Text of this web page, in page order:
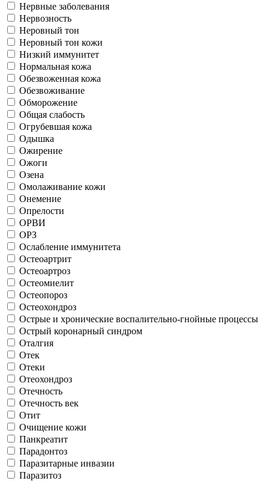
Нервные заболевания
Нервозность
Неровный тон
Неровный тон кожи
Низкий иммунитет
Нормальная кожа
Обезвоженная кожа
Обезвоживание
Обморожение
Общая слабость
Огрубевшая кожа
Одышка
Ожирение
Ожоги
Озена
Омолаживание кожи
Онемение
Опрелости
ОРВИ
ОРЗ
Ослабление иммунитета
Остеоартрит
Остеоартроз
Остеомиелит
Остеопороз
Остеохондроз
Острые и хронические воспалительно-гнойные процессы
Острый коронарный синдром
Оталгия
Отек
Отеки
Отеохондроз
Отечность
Отечность век
Отит
Очищение кожи
Панкреатит
Парадонтоз
Паразитарные инвазии
Паразитоз